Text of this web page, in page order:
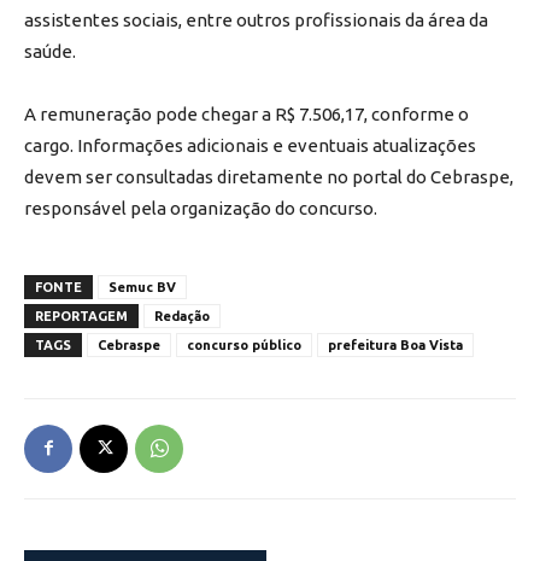
assistentes sociais, entre outros profissionais da área da
saúde.
A remuneração pode chegar a R$ 7.506,17, conforme o
cargo. Informações adicionais e eventuais atualizações
devem ser consultadas diretamente no portal do Cebraspe,
responsável pela organização do concurso.
FONTE
Semuc BV
REPORTAGEM
Redação
TAGS
Cebraspe concurso público prefeitura Boa Vista